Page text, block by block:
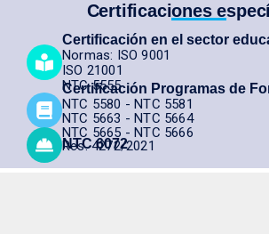
Certificaciones
Certificación en el sector
Normas: ISO 9001
ISO 21001
NTC 5555
Certificación Programas de
NTC 5580 - NTC 5581
NTC 5663 - NTC 5664
NTC 5665 - NTC 5666
NTC 6072
Res. 4272/2021